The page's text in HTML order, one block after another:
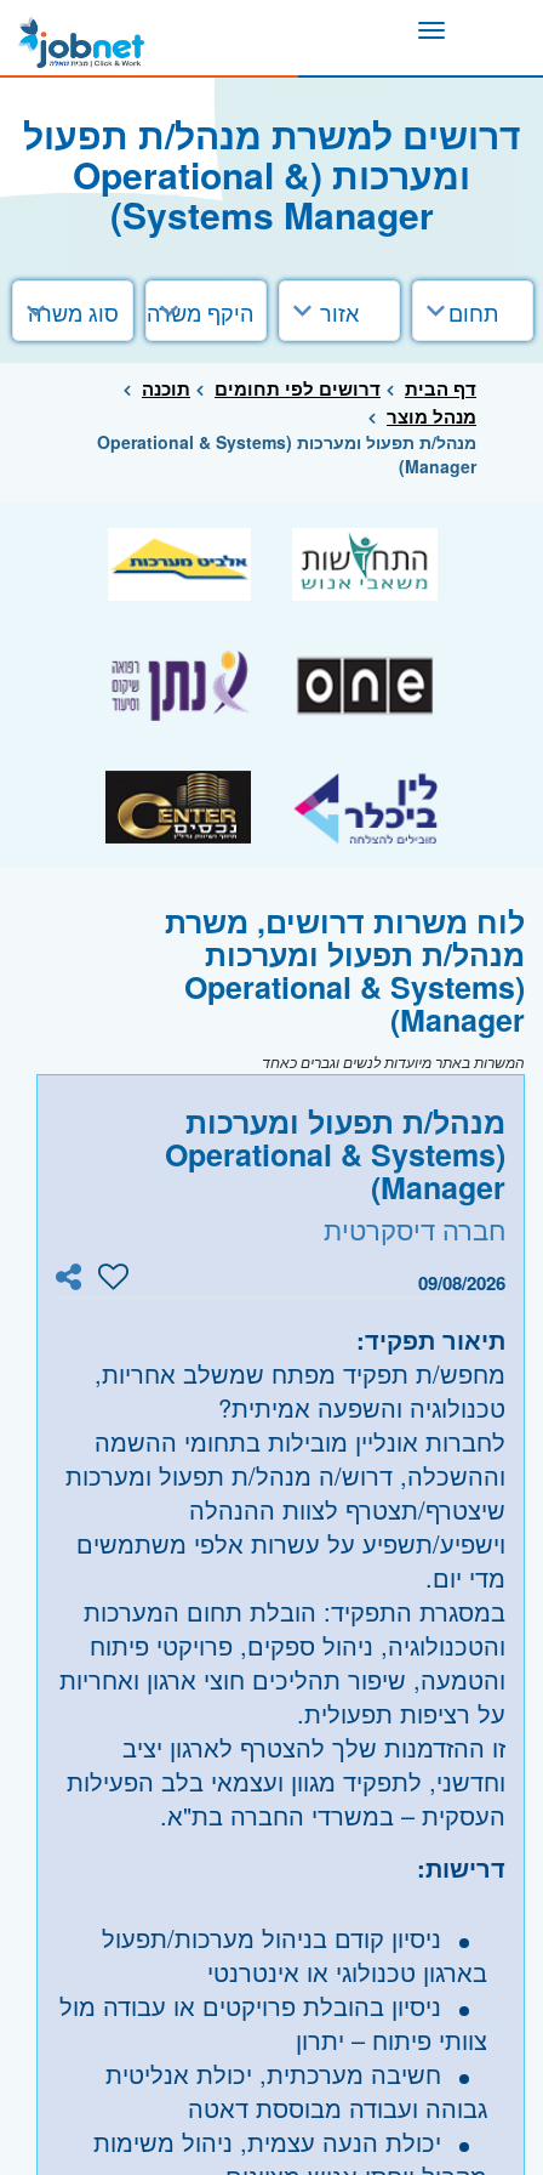
Toggle
דרושים למשרת מנהל/ת תפעול
ומערכות (Operational &
Systems Manager)
תחום אזור היקף משרה סוג משרה
דף הבית דרושים לפי תחומים
תוכנה
מנהל מוצר
מנהל/ת תפעול ומערכות (Operational & Systems
Manager)
לוח משרות דרושים, משרת
מנהל/ת תפעול ומערכות
(Operational & Systems
Manager)
המשרות באתר מיועדות לנשים וגברים כאחד
מנהל/ת תפעול ומערכות
(Operational & Systems
Manager)
חברה דיסקרטית
09/08/2026
תיאור תפקיד:
מחפש/ת תפקיד מפתח שמשלב אחריות,
טכנולוגיה והשפעה אמיתית?
לחברות אונליין מובילות בתחומי ההשמה
וההשכלה, דרוש/ה מנהל/ת תפעול ומערכות
שיצטרף/תצטרף לצוות ההנהלה
וישפיע/תשפיע על עשרות אלפי משתמשים
מדי יום.
במסגרת התפקיד: הובלת תחום המערכות
והטכנולוגיה, ניהול ספקים, פרויקטי פיתוח
והטמעה, שיפור תהליכים חוצי ארגון ואחריות
על רציפות תפעולית.
זו ההזדמנות שלך להצטרף לארגון יציב
וחדשני, לתפקיד מגוון ועצמאי בלב הפעילות
העסקית – במשרדי החברה בת"א.
דרישות:
ניסיון קודם בניהול מערכות/תפעול
בארגון טכנולוגי או אינטרנטי
ניסיון בהובלת פרויקטים או עבודה מול
צוותי פיתוח – יתרון
חשיבה מערכתית, יכולת אנליטית
גבוהה ועבודה מבוססת דאטה
יכולת הנעה עצמית, ניהול משימות